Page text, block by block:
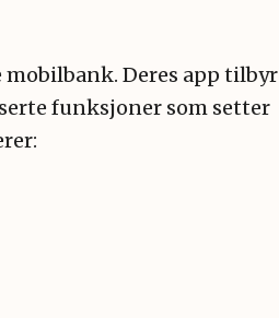
Deres app tilbyr
funksjoner som setter